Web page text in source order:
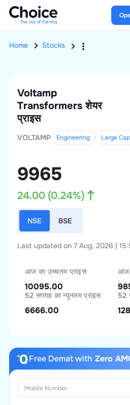
Home Stocks
Voltamp
Transformers शेयर
प्राइस
VOLTAMP Engineering LargeCap
9965
24.00(0.24%)
NSE BSE
Last updated on 7 Aug, 2026 |
आज का उच्चतम प्राइस
10095.00
आज
52 सप्ताह का न्यूनतम प्राइस
6666.00
52
Free Demat with Zero